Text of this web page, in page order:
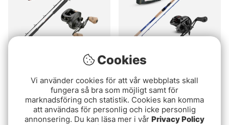
Pike Fight V2 Combo
Allround
Dreadnaught & Daiwa
PT300L Combo
3299 kr
Paketpris!
Cookies
Vi använder cookies för att vår webbplats skall
fungera så bra som möjligt samt för
marknadsföring och statistik. Cookies kan komma
att användas för personlig och icke personlig
annonsering. Du kan läsa mer i vår Privacy Policy